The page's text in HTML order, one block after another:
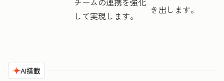
して実現します。
き出します。
AI搭載